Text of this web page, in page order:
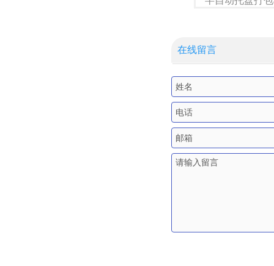
在线留言